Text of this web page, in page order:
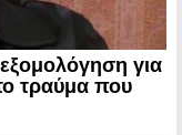
για
τραύμα που